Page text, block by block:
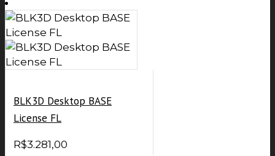
BLK3D Desktop BASE
License FL
R$3.281,00